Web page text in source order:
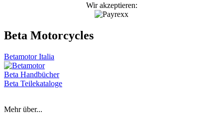
Wir akzeptieren:
Beta Motorcycles
Betamotor Italia
Beta Handbücher
Beta Teilekataloge
Mehr über...